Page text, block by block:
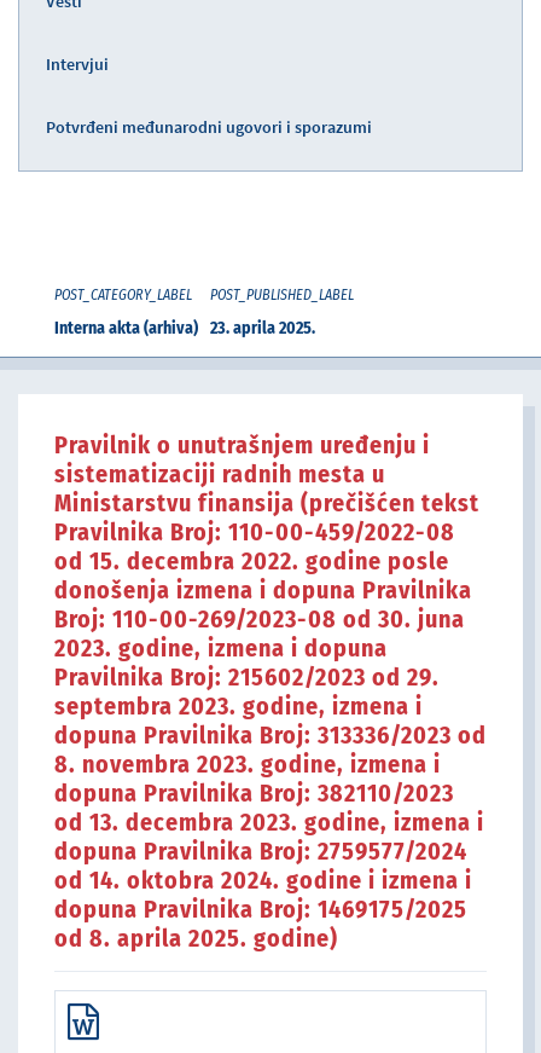
Intervjui
Potvrđeni međunarodni ugovori i sporazumi
POST_CATEGORY_LABEL
Interna akta (arhiva)
POST_PUBLISHED_LABEL
23. aprila 2025.
Pravilnik o unutrašnjem uređenju i
sistematizaciji radnih mesta u
Ministarstvu finansija (prečišćen tekst
Pravilnika Broj: 110-00-459/2022-08
od 15. decembra 2022. godine posle
donošenja izmena i dopuna Pravilnika
Broj: 110-00-269/2023-08 od 30. juna
2023. godine, izmena i dopuna
Pravilnika Broj: 215602/2023 od 29.
septembra 2023. godine, izmena i
dopuna Pravilnika Broj: 313336/2023 od
8. novembra 2023. godine, izmena i
dopuna Pravilnika Broj: 382110/2023
od 13. decembra 2023. godine, izmena i
dopuna Pravilnika Broj: 2759577/2024
od 14. oktobra 2024. godine i izmena i
dopuna Pravilnika Broj: 1469175/2025
od 8. aprila 2025. godine)